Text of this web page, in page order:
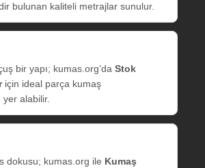
bulunan kaliteli metrajlar sunulur.
bir yapı; kumas.org’da Stok
için ideal parça kumaş
alabilir.
dokusu; kumas.org ile Kumaş